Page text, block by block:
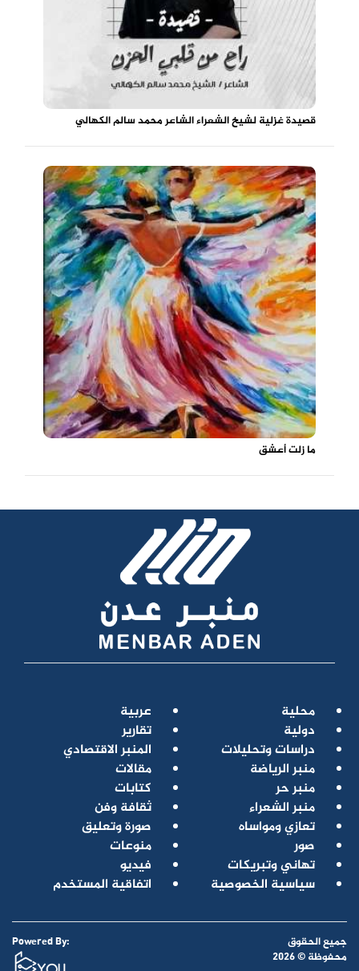
قصيدة غزلية لشيخ الشعراء الشاعر محمد سالم الكهالي
ما زلت أعشق
محلية
عربية
دولية
تقارير
دراسات وتحليلات
المنبر الاقتصادي
منبر الرياضة
مقالات
منبر حر
كتابات
منبر الشعراء
ثقافة وفن
تعازي ومواساه
صورة وتعليق
صور
منوعات
تهاني وتبريكات
فيديو
سياسية الخصوصية
اتفاقية المستخدم
جميع الحقوق
محفوظة © 2026
Powered By: